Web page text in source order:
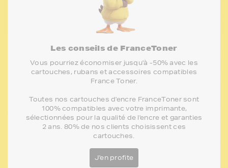
Les conseils de FranceToner
Vous pourriez économiser jusqu'à -50% avec les
cartouches, rubans et accessoires compatibles
France Toner.
Toutes nos cartouches d'encre FranceToner sont
100% compatibles avec votre imprimante,
sélectionnées pour la qualité de l'encre et garanties
2 ans. 80% de nos clients choisissent ces
cartouches.
J'en profite